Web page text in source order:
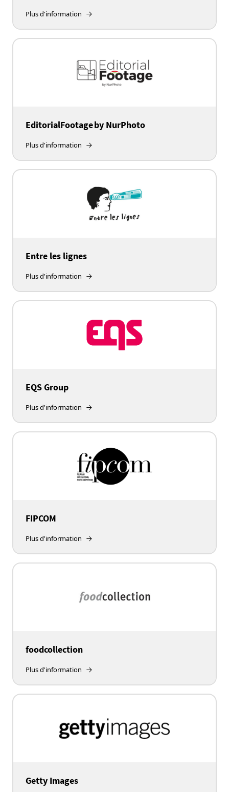
Plus d'information
EditorialFootage by NurPhoto
Plus d'information
Entre les lignes
Plus d'information
EQS Group
Plus d'information
FIPCOM
Plus d'information
foodcollection
Plus d'information
Getty Images